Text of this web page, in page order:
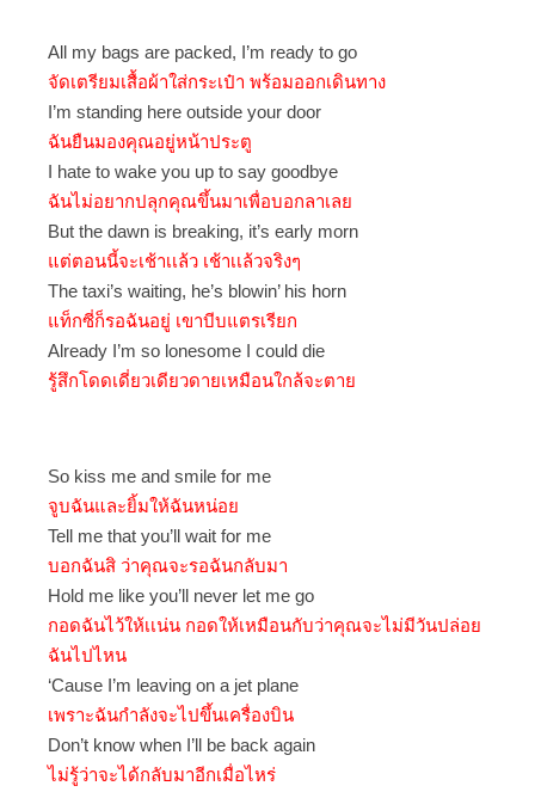
All my bags are packed, I’m ready to go
จัดเตรียมเสื้อผ้าใส่กระเป๋า พร้อมออกเดินทาง
I’m standing here outside your door
ฉันยืนมองคุณอยู่หน้าประตู
I hate to wake you up to say goodbye
ฉันไม่อยากปลุกคุณขึ้นมาเพื่อบอกลาเลย
But the dawn is breaking, it’s early morn
แต่ตอนนี้จะเช้าเเล้ว เช้าเเล้วจริงๆ
The taxi’s waiting, he’s blowin’ his horn
แท็กซี่ก็รอฉันอยู่ เขาบีบแตรเรียก
Already I’m so lonesome I could die
รู้สึกโดดเดี่ยวเดียวดายเหมือนใกล้จะตาย
So kiss me and smile for me
จูบฉันและยิ้มให้ฉันหน่อย
Tell me that you’ll wait for me
บอกฉันสิ ว่าคุณจะรอฉันกลับมา
Hold me like you’ll never let me go
กอดฉันไว้ให้เเน่น กอดให้เหมือนกับว่าคุณจะไม่มีวันปล่อย
ฉันไปไหน
‘Cause I’m leaving on a jet plane
เพราะฉันกำลังจะไปขึ้นเครื่องบิน
Don’t know when I’ll be back again
ไม่รู้ว่าจะได้กลับมาอีกเมื่อไหร่